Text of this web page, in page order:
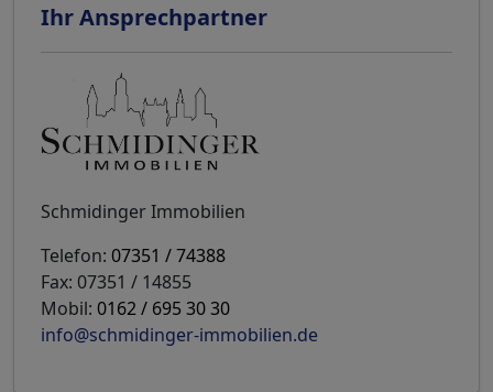
Ihr Ansprechpartner
Schmidinger Immobilien
Telefon: 07351 / 74388
Fax: 07351 / 14855
Mobil: 0162 / 695 30 30
info@schmidinger-immobilien.de